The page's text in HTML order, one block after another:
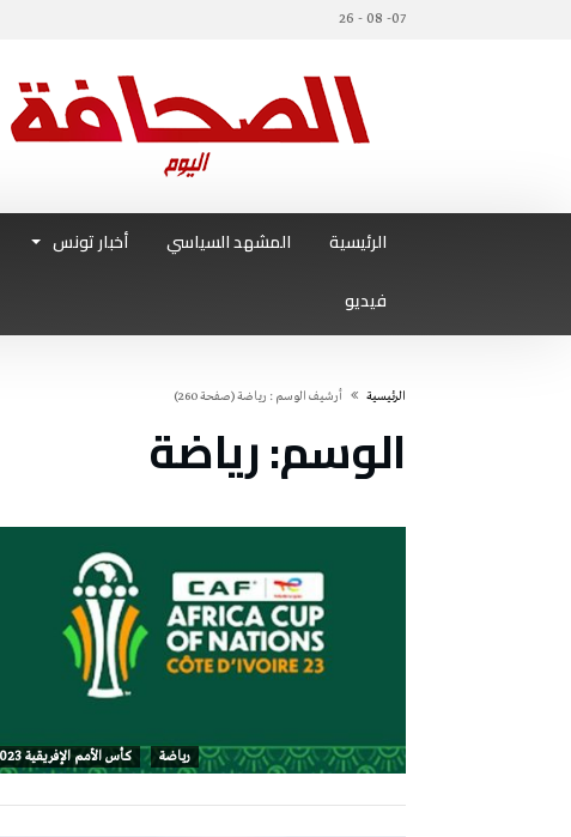
07- 08 - 26
الرئيسية المشهد السياسي أخبار تونس
فيديو
‫الرئيسية‬ ‫أرشيف الوسم :‬ رياضة (‫صفحة‬ 260)
الوسم:رياضة
رياضة كأس الأمم الإفريقية 2023